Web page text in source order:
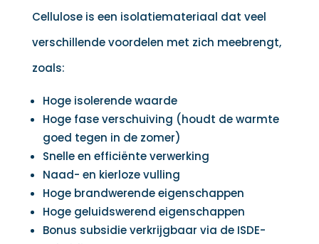
Cellulose is een isolatiemateriaal dat veel
verschillende voordelen met zich meebrengt,
zoals:
Hoge isolerende waarde
Hoge fase verschuiving (houdt de warmte
goed tegen in de zomer)
Snelle en efficiënte verwerking
Naad- en kierloze vulling
Hoge brandwerende eigenschappen
Hoge geluidswerend eigenschappen
Bonus subsidie verkrijgbaar via de ISDE-